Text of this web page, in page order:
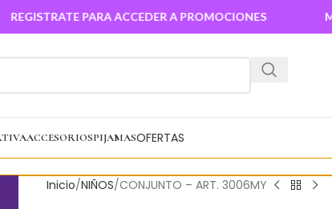
PARA ACCEDER A PROMOCIONES
ACCESORIOSPIJAMASOFERTAS
Inicio NIÑOS CONJUNTO – ART. 3006MY